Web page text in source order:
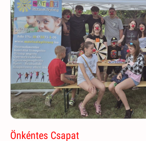
Önkéntes Csapat